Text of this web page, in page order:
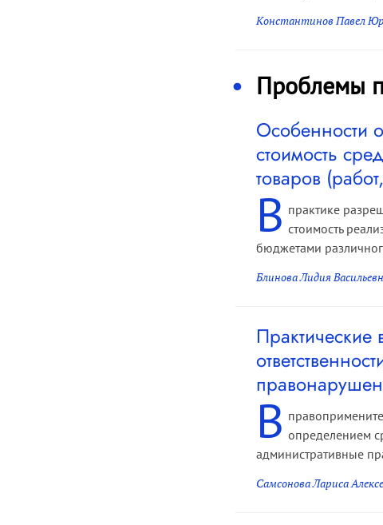
Константинов Павел
Проблемы
Особенности
стоимость
товаров
В практике
стоимость
бюджетами
Блинова Лидия
В определением
административные
Самсонова Лариса